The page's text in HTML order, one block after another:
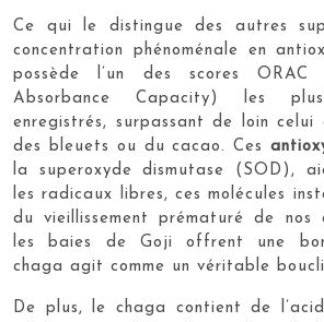
Ce qui le distingue des autres
concentration phénoménale en
possède l’un des scores ORAC
Absorbance Capacity) les
enregistrés, surpassant de loin
des bleuets ou du cacao. Ces
la superoxyde dismutase (SOD),
les radicaux libres, ces molécules
du vieillissement prématuré de nos
les baies de Goji offrent une
chaga agit comme un véritable
De plus, le chaga contient de